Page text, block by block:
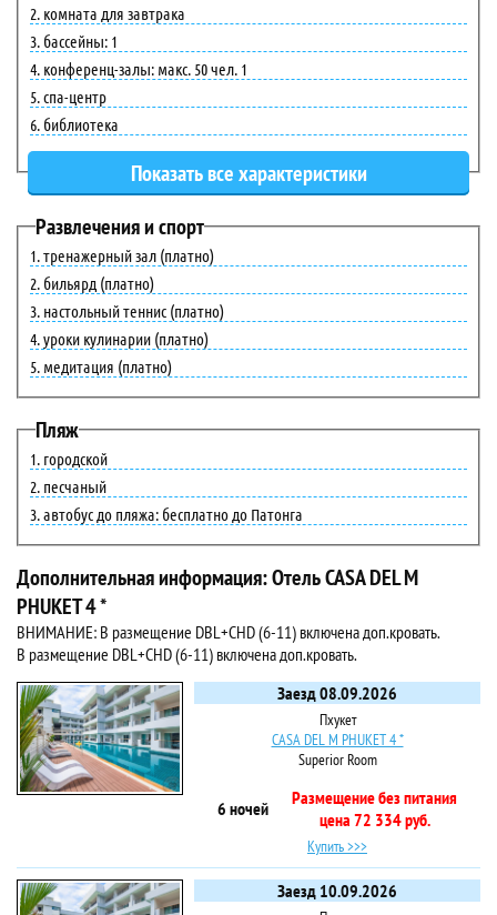
комната для завтрака
бассейны: 1
конференц-залы: макс. 50 чел. 1
спа-центр
библиотека
Развлечения и спорт
тренажерный зал (платно)
бильярд (платно)
настольный теннис (платно)
уроки кулинарии (платно)
медитация (платно)
Пляж
городской
песчаный
автобус до пляжа: бесплатно до Патонга
Дополнительная информация: Отель CASA DEL M
PHUKET 4 *
ВНИМАНИЕ: В размещение DBL+CHD (6-11) включена доп.кровать.
В размещение DBL+CHD (6-11) включена доп.кровать.
Заезд 08.09.2026
Пхукет
CASA DEL M PHUKET 4 *
Superior Room
6 ночей
Размещение без питания
цена 72 334 руб.
Купить >>>
Заезд 10.09.2026